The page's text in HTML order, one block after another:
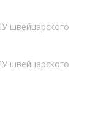
швейцарского
швейцарского